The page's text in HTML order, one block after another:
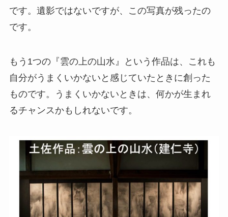
です。遺影ではないですが、この写真が残ったの
です。
もう1つの『雲の上の山水』という作品は、これも
自分がうまくいかないと感じていたときに創った
ものです。うまくいかないときは、何かが生まれ
るチャンスかもしれないです。